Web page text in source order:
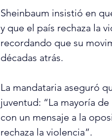
Sheinbaum insistió en
y que el país rechaza la
recordando que su
décadas atrás.
La mandataria aseguró
juventud: “La mayoría
con un mensaje a la
rechaza la violencia”.